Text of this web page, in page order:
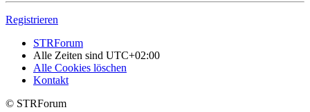
Registrieren
STRForum
Alle Zeiten sind UTC+02:00
Alle Cookies löschen
Kontakt
© STRForum